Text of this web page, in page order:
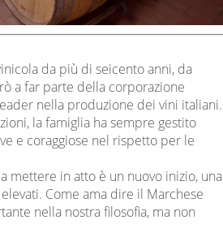
da più di seicento anni, da
a far parte della corporazione
nella produzione dei vini italiani.
la famiglia ha sempre gestito
e coraggiose nel rispetto per le
mettere in atto è un nuovo inizio, una
Come ama dire il Marchese
nella nostra filosofia, ma non